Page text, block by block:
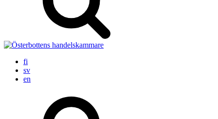
fi
sv
en